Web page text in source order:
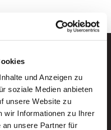
und Anzeigen zu
soziale Medien anbieten
unsere Website zu
wir Informationen zu Ihrer
an unsere Partner für
per E-Mail.
von AWO